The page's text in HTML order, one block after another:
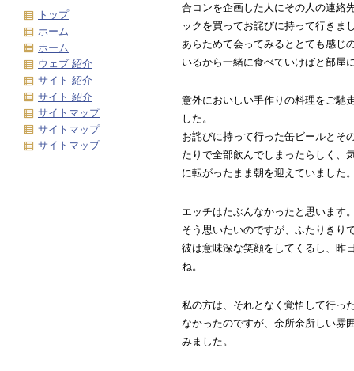
合コンを企画した人にその人の連絡
ックを買ってお詫びに持って行きま
あらためて会ってみるととても感じ
いるから一緒に食べていけばと部屋
意外においしい手作りの料理をご馳
した。
お詫びに持って行った缶ビールとそ
たりで全部飲んでしまったらしく、
に転がったまま朝を迎えていました
エッチはたぶんなかったと思います
そう思いたいのですが、ふたりきり
彼は意味深な笑顔をしてくるし、昨
ね。
私の方は、それとなく覚悟して行っ
なかったのですが、余所余所しい雰
みました。
トップ
ホーム
ホーム
ウェブ 紹介
サイト 紹介
サイト 紹介
サイトマップ
サイトマップ
サイトマップ